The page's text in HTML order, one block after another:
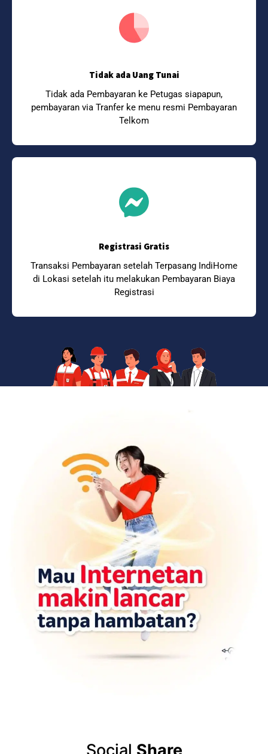
Tidak ada Uang Tunai
Tidak ada Pembayaran ke Petugas siapapun,
pembayaran via Tranfer ke menu resmi Pembayaran
Telkom
Registrasi Gratis
Transaksi Pembayaran setelah Terpasang IndiHome
di Lokasi setelah itu melakukan Pembayaran Biaya
Registrasi
Social Share